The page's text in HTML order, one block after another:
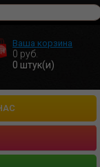
Ваша корзина
0 руб.
0 штук(и)